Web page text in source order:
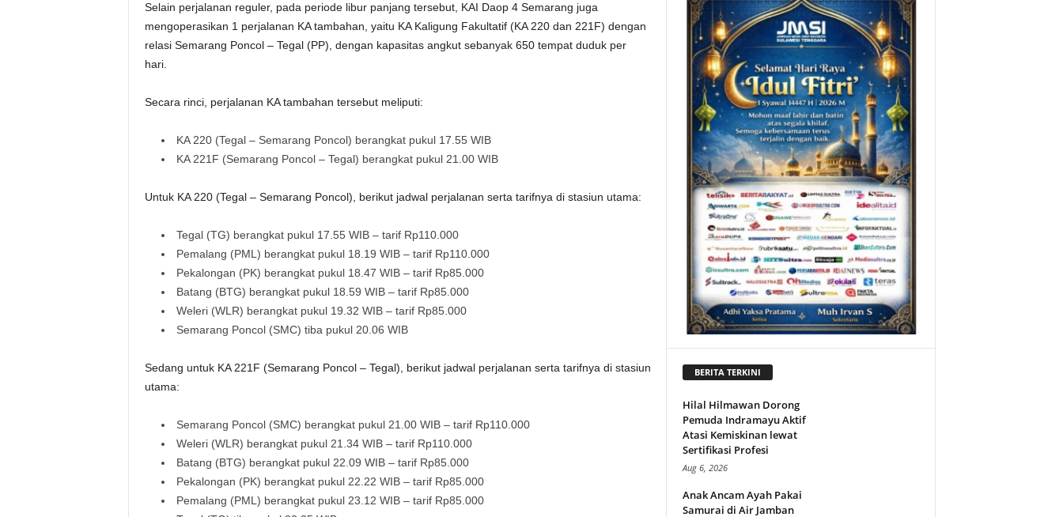
Selain perjalanan reguler, pada periode libur panjang tersebut, KAI Daop 4 Semarang juga
mengoperasikan 1 perjalanan KA tambahan, yaitu KA Kaligung Fakultatif (KA 220 dan 221F) dengan
relasi Semarang Poncol – Tegal (PP), dengan kapasitas angkut sebanyak 650 tempat duduk per
hari.
Secara rinci, perjalanan KA tambahan tersebut meliputi:
KA 220 (Tegal – Semarang Poncol) berangkat pukul 17.55 WIB
KA 221F (Semarang Poncol – Tegal) berangkat pukul 21.00 WIB
Untuk KA 220 (Tegal – Semarang Poncol), berikut jadwal perjalanan serta tarifnya di stasiun utama:
Tegal (TG) berangkat pukul 17.55 WIB – tarif Rp110.000
Pemalang (PML) berangkat pukul 18.19 WIB – tarif Rp110.000
Pekalongan (PK) berangkat pukul 18.47 WIB – tarif Rp85.000
Batang (BTG) berangkat pukul 18.59 WIB – tarif Rp85.000
Weleri (WLR) berangkat pukul 19.32 WIB – tarif Rp85.000
Semarang Poncol (SMC) tiba pukul 20.06 WIB
Sedang untuk KA 221F (Semarang Poncol – Tegal), berikut jadwal perjalanan serta tarifnya di stasiun
utama:
Semarang Poncol (SMC) berangkat pukul 21.00 WIB – tarif Rp110.000
Weleri (WLR) berangkat pukul 21.34 WIB – tarif Rp110.000
Batang (BTG) berangkat pukul 22.09 WIB – tarif Rp85.000
Pekalongan (PK) berangkat pukul 22.22 WIB – tarif Rp85.000
Pemalang (PML) berangkat pukul 23.12 WIB – tarif Rp85.000
BERITA TERKINI
Hilal Hilmawan Dorong
Pemuda Indramayu Aktif
Atasi Kemiskinan lewat
Sertifikasi Profesi
Aug 6, 2026
Anak Ancam Ayah Pakai
Samurai di Air Jamban